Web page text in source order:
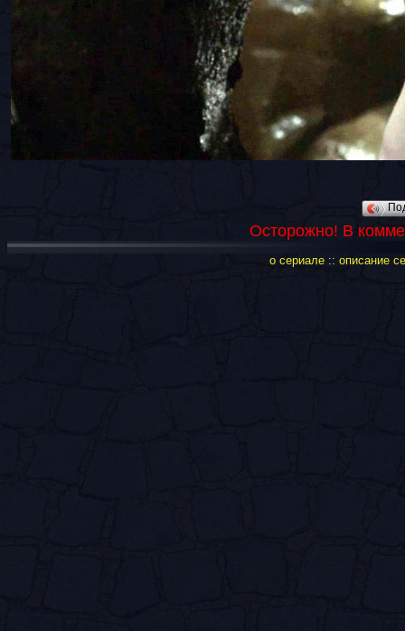
Осторожно! В
о сериале:: описание